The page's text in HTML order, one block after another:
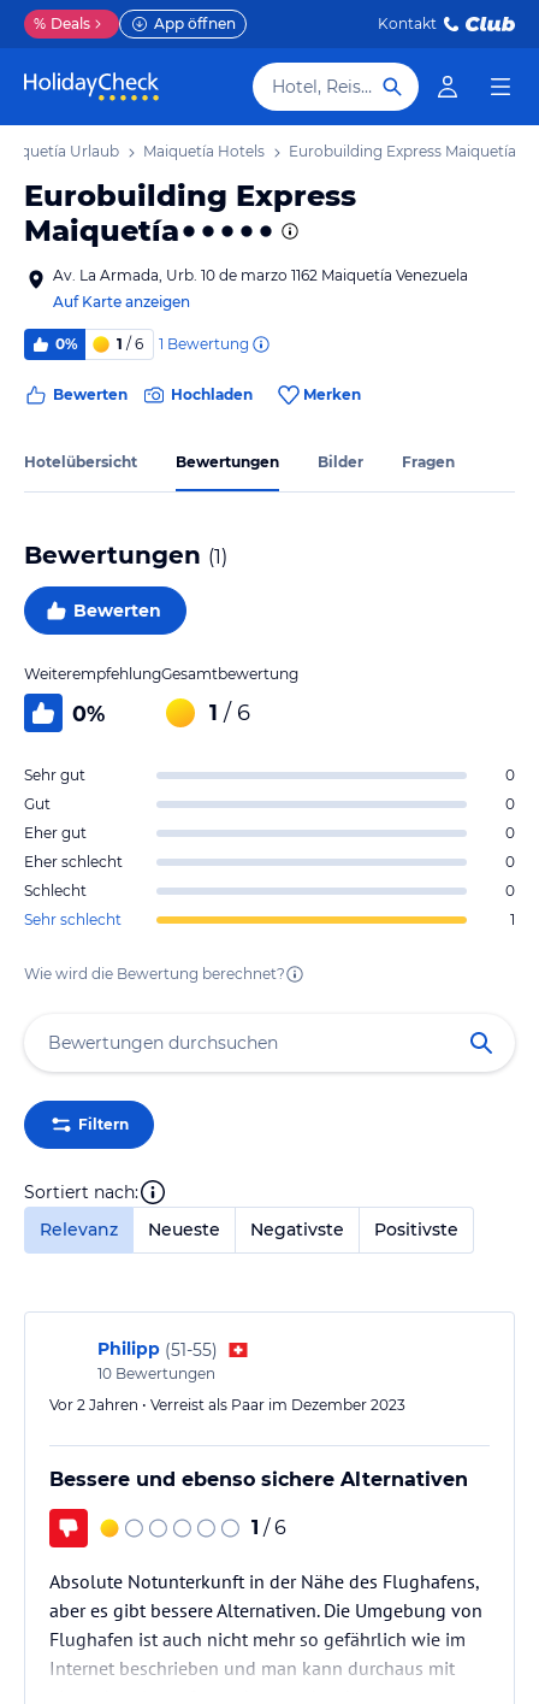
% Deals App öffnen Kontakt
Hotel, Reiseziel
Urlaub Maiquetía Hotels Eurobuilding Express Maiquetía
Eurobuilding Express
Maiquetía
Av. La Armada, Urb. 10 de marzo 1162 Maiquetía Venezuela
Auf Karte anzeigen
0% 1 / 6 1 Bewertung
Bewerten Hochladen Merken
Hotelübersicht Bewertungen Bilder Fragen
Bewertungen (1)
Bewerten
Weiterempfehlung
0%
Gesamtbewertung
1 / 6
Sehr gut
0
Gut
0
Eher gut
0
Eher schlecht
0
Schlecht
0
Sehr schlecht
1
Wie wird die Bewertung berechnet?
Filtern
Sortiert nach:
Relevanz
Neueste Negativste Positivste
Philipp (51-55)
10 Bewertungen
Vor 2 Jahren • Verreist als Paar im Dezember 2023
Bessere und ebenso sichere Alternativen
1 / 6
Absolute Notunterkunft in der Nähe des Flughafens,
aber es gibt bessere Alternativen. Die Umgebung von
Flughafen ist auch nicht mehr so gefährlich wie im
Internet beschrieben und man kann durchaus mit